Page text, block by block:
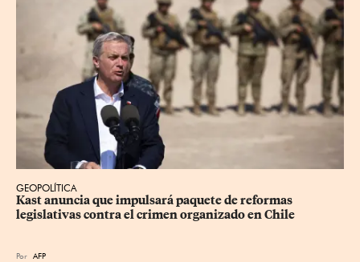
GEOPOLÍTICA
Kast anuncia que impulsará paquete de reformas
legislativas contra el crimen organizado en Chile
Por AFP